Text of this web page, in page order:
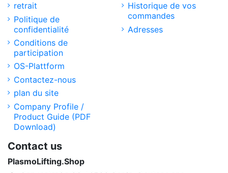
retrait
Politique de
confidentialité
Conditions de
participation
OS-Plattform
Contactez-nous
plan du site
Company Profile /
Product Guide (PDF
Download)
Historique de vos
commandes
Adresses
Contact us
PlasmoLifting.Shop